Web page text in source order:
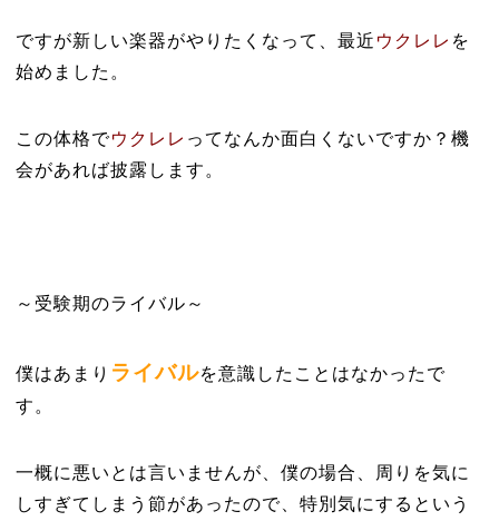
ですが新しい楽器がやりたくなって、最近 ウクレレ を
始めました。
この体格でウクレレ ってなんか面白くないですか？機
会があれば披露します。
～受験期のライバル～
僕はあまり ライバルを意識したことはなかったで
す。
一概に悪いとは言いませんが、僕の場合、周りを気に
しすぎてしまう節があったので、特別気にするという